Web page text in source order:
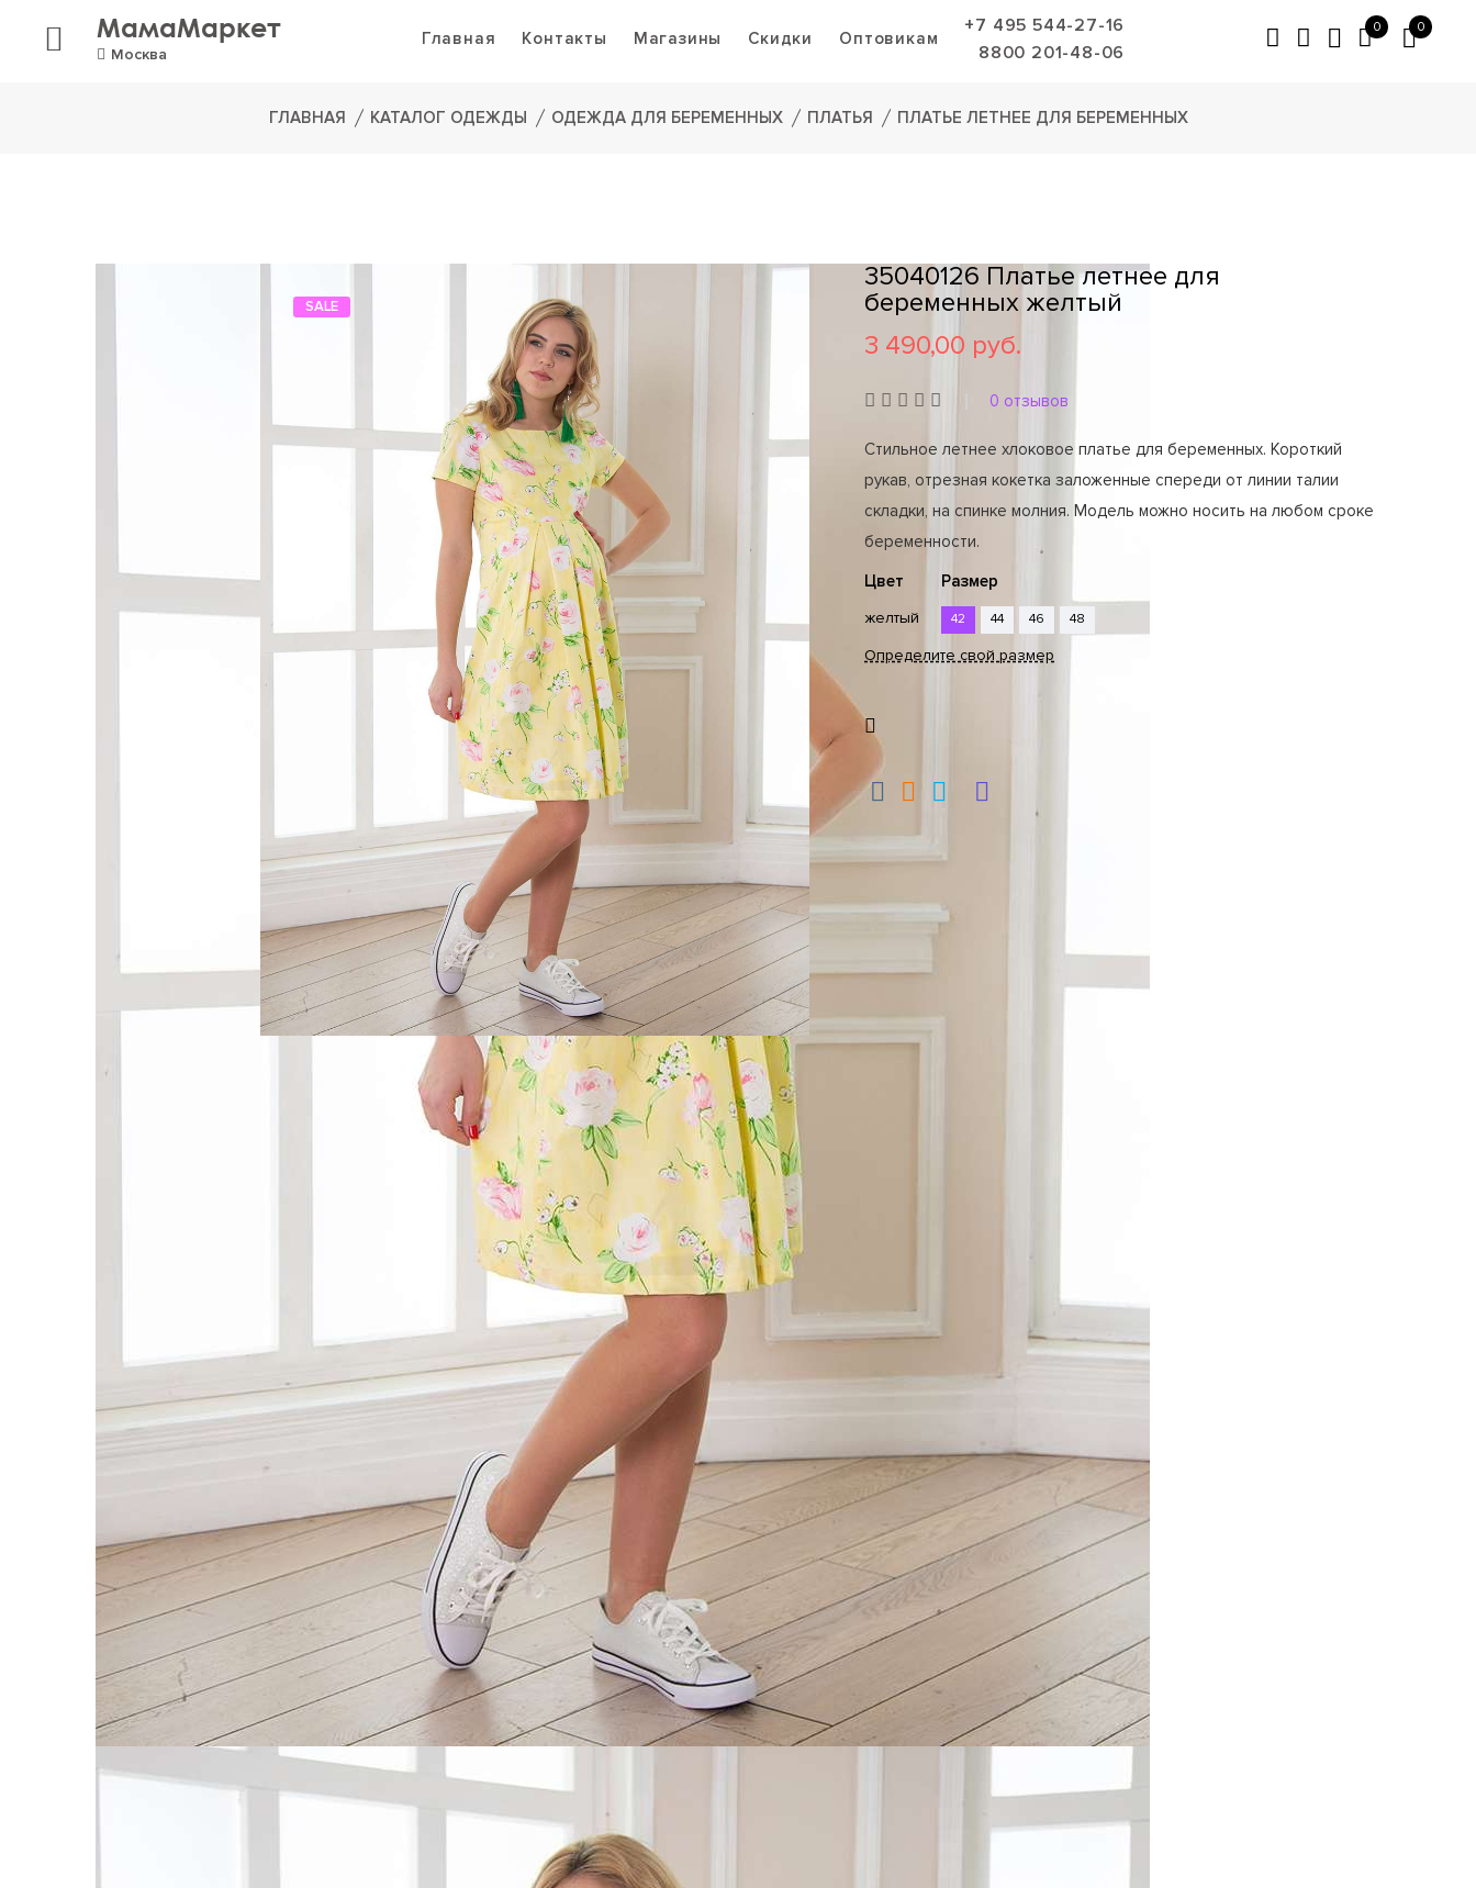
МамаМаркет
Москва
Главная Контакты Магазины Скидки Оптовикам
+7 495 544-27-16
8800 201-48-06
0 0
ГЛАВНАЯ КАТАЛОГ ОДЕЖДЫ ОДЕЖДА ДЛЯ БЕРЕМЕННЫХ ПЛАТЬЯ ПЛАТЬЕ ЛЕТНЕЕ ДЛЯ БЕРЕМЕННЫХ
SALE
35040126 Платье летнее для
беременных желтый
3 490,00 руб.
0 отзывов
Стильное летнее хлоковое платье для беременных. Короткий
рукав, отрезная кокетка заложенные спереди от линии талии
складки, на спинке молния. Модель можно носить на любом сроке
беременности.
Цвет
желтый
Размер
42 44 46 48
Определите свой размер